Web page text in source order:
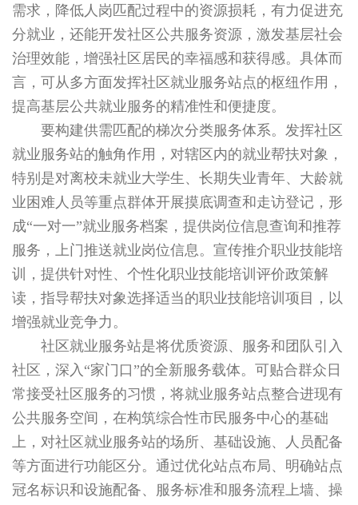
需求，降低人岗匹配过程中的资源损耗，有力促进充
分就业，还能开发社区公共服务资源，激发基层社会
治理效能，增强社区居民的幸福感和获得感。具体而
言，可从多方面发挥社区就业服务站点的枢纽作用，
提高基层公共就业服务的精准性和便捷度。
要构建供需匹配的梯次分类服务体系。发挥社区
就业服务站的触角作用，对辖区内的就业帮扶对象，
特别是对离校未就业大学生、长期失业青年、大龄就
业困难人员等重点群体开展摸底调查和走访登记，形
成“一对一”就业服务档案，提供岗位信息查询和推荐
服务，上门推送就业岗位信息。宣传推介职业技能培
训，提供针对性、个性化职业技能培训评价政策解
读，指导帮扶对象选择适当的职业技能培训项目，以
增强就业竞争力。
社区就业服务站是将优质资源、服务和团队引入
社区，深入“家门口”的全新服务载体。可贴合群众日
常接受社区服务的习惯，将就业服务站点整合进现有
公共服务空间，在构筑综合性市民服务中心的基础
上，对社区就业服务站的场所、基础设施、人员配备
等方面进行功能区分。通过优化站点布局、明确站点
冠名标识和设施配备、服务标准和服务流程上墙、操